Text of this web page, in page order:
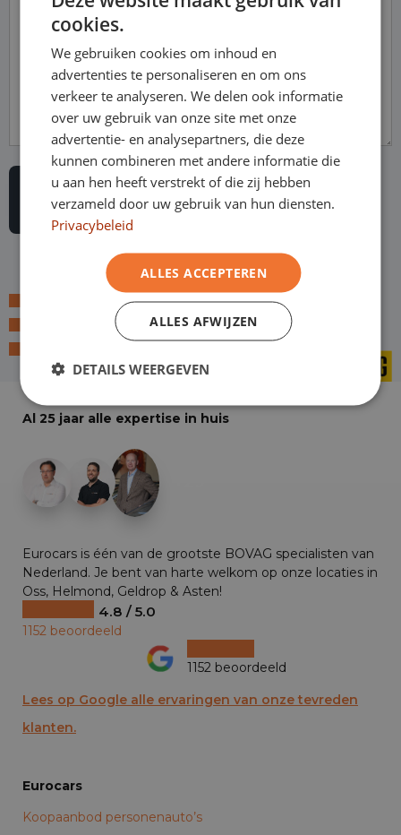
Laagste prijsgarantie
Online kopen, niet goed geld terug
Al 25 jaar alle expertise in huis
Eurocars is één van de grootste BOVAG specialisten van
Nederland. Je bent van harte welkom op onze locaties in
Oss, Helmond, Geldrop & Asten!
4.8 / 5.0
1152 beoordeeld
1152 beoordeeld
Lees op Google alle ervaringen van onze tevreden
klanten.
Eurocars
Koopaanbod personenauto’s
cookies.
We gebruiken cookies om inhoud en
advertenties te personaliseren en om ons
verkeer te analyseren. We delen ook informatie
over uw gebruik van onze site met onze
advertentie- en analysepartners, die deze
kunnen combineren met andere informatie die
u aan hen heeft verstrekt of die zij hebben
verzameld door uw gebruik van hun diensten.
Privacybeleid
ALLES ACCEPTEREN
ALLES AFWIJZEN
DETAILS WEERGEVEN